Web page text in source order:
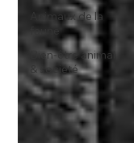
Animaux de la
faune
Bien-être animal
& société